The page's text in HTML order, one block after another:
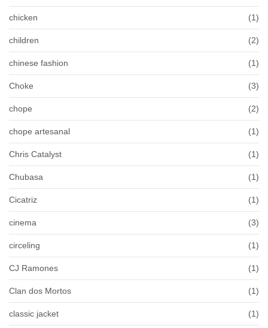
chicken (1)
children (2)
chinese fashion (1)
Choke (3)
chope (2)
chope artesanal (1)
Chris Catalyst (1)
Chubasa (1)
Cicatriz (1)
cinema (3)
circeling (1)
CJ Ramones (1)
Clan dos Mortos (1)
classic jacket (1)